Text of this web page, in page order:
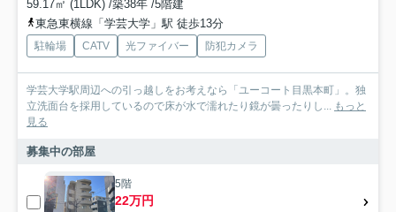
59.17㎡ (1LDK) /築38年 /5階建
東急東横線「学芸大学」駅 徒歩13分
駐輪場 CATV 光ファイバー 防犯カメラ
学芸大学駅周辺への引っ越しをお考えなら「ユーコート目黒本町」。独
立洗面台を採用しているので床が水で濡れたり鏡が曇ったりし... もっと
見る
募集中の部屋
5階
22万円